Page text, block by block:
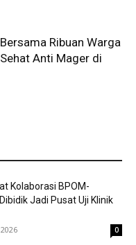
Ribuan Warga
Anti Mager di
Kolaborasi BPOM-
Jadi Pusat Uji Klinik
0